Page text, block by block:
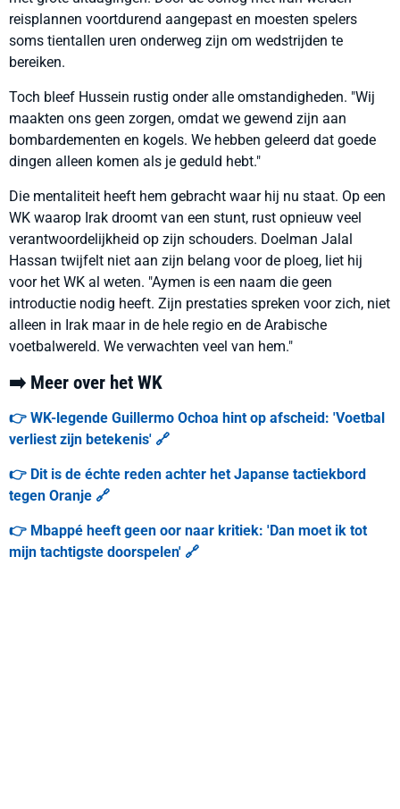
reisplannen voortdurend aangepast en moesten spelers
soms tientallen uren onderweg zijn om wedstrijden te
bereiken.
Toch bleef Hussein rustig onder alle omstandigheden. "Wij
maakten ons geen zorgen, omdat we gewend zijn aan
bombardementen en kogels. We hebben geleerd dat goede
dingen alleen komen als je geduld hebt."
Die mentaliteit heeft hem gebracht waar hij nu staat. Op een
WK waarop Irak droomt van een stunt, rust opnieuw veel
verantwoordelijkheid op zijn schouders. Doelman Jalal
Hassan twijfelt niet aan zijn belang voor de ploeg, liet hij
voor het WK al weten. "Aymen is een naam die geen
introductie nodig heeft. Zijn prestaties spreken voor zich, niet
alleen in Irak maar in de hele regio en de Arabische
voetbalwereld. We verwachten veel van hem."
➡️ Meer over het WK
👉 WK-legende Guillermo Ochoa hint op afscheid: 'Voetbal
verliest zijn betekenis' 🔗
👉 Dit is de échte reden achter het Japanse tactiekbord
tegen Oranje 🔗
👉 Mbappé heeft geen oor naar kritiek: 'Dan moet ik tot
mijn tachtigste doorspelen' 🔗